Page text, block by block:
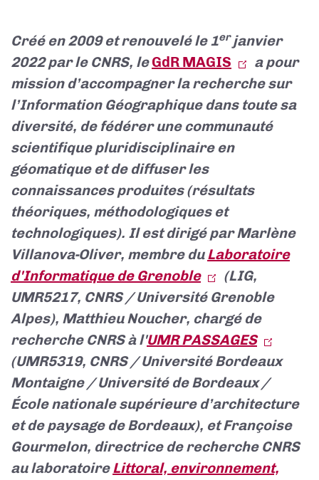
Créé en 2009 et renouvelé le 1erjanvier
2022 par le CNRS, leGdR MAGIS
a pour
mission d’accompagner la recherche sur
l’Information Géographique dans toute sa
diversité, de fédérer une communauté
scientifique pluridisciplinaire en
géomatique et de diffuser les
connaissances produites (résultats
théoriques, méthodologiques et
technologiques). Il est dirigé parMarlène
Villanova-Oliver, membre duLaboratoire
d'Informatique de Grenoble
(LIG,
UMR5217, CNRS / Université Grenoble
Alpes), Matthieu Noucher, chargé de
recherche CNRS à l'UMR PASSAGES
(UMR5319, CNRS / Université Bordeaux
Montaigne / Université de Bordeaux /
École nationale supérieure d’architecture
et de paysage de Bordeaux), et Françoise
Gourmelon, directrice de recherche CNRS
au laboratoireLittoral, environnement,